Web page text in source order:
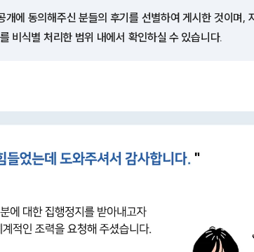
에 동의해주신 분들의 후기를 선별하여 게시한 것이며,
비식별 처리한 범위 내에서 확인하실 수 있습니다.